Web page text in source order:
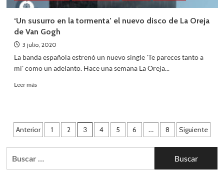
‘Un susurro en la tormenta’ el nuevo disco de La Oreja
de Van Gogh
3 julio, 2020
La banda española estrenó un nuevo single 'Te pareces tanto a
mi' como un adelanto. Hace una semana La Oreja...
Leer másLeer
susurro
en
tormenta’
el
nuevo
Paginación
de
entradas
Anterior 1 2 3 4 5 6 … 8 Siguiente